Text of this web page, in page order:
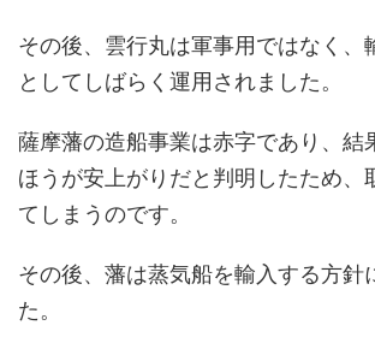
その後、雲行丸は軍事用ではなく、
としてしばらく運用されました。
薩摩藩の造船事業は赤字であり、結
ほうが安上がりだと判明したため、
てしまうのです。
その後、藩は蒸気船を輸入する方針
た。